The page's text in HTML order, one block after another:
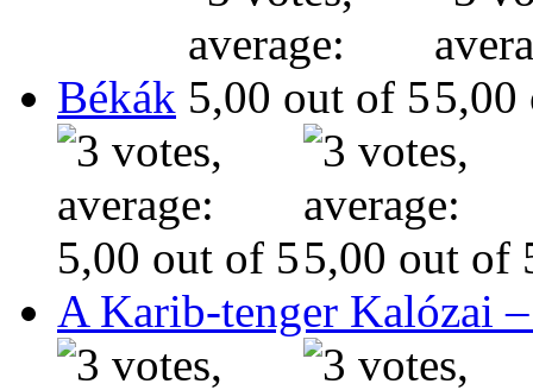
Békák
A Karib-tenger Kalózai